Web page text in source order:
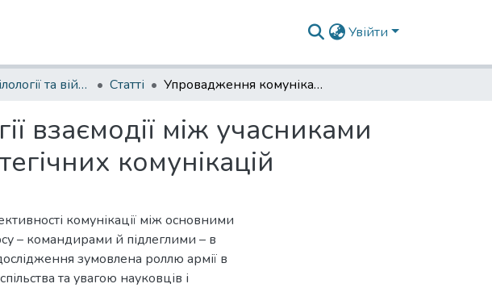
Увійти
Кафедра філології та військового перекладу Статті Упровадження комунікативної стратегії взаємодії між учасниками військового дискурсу в контексті стратегічних комунікацій
взаємодії між учасниками
комунікацій
комунікації між основними
– командирами й підлеглими – в
зумовлена роллю армії в
та увагою науковців і